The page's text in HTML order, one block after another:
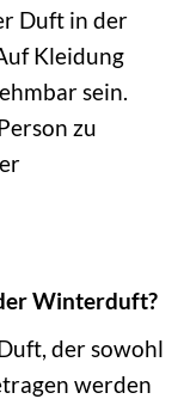
Duft in der
Kleidung
sein.
zu
Winterduft?
der sowohl
werden